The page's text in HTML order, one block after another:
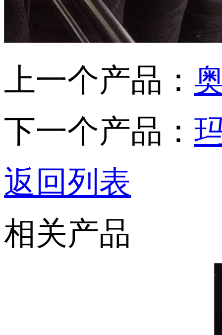
上一个产品：
下一个产品：
返回列表
相关产品